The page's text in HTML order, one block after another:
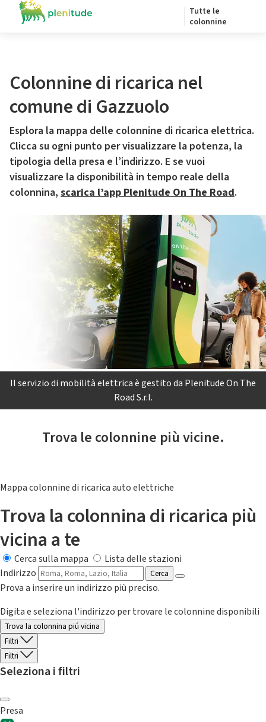
Tutte le
colonnine
Colonnine di ricarica nel
comune di Gazzuolo
Esplora la mappa delle colonnine di ricarica elettrica.
Clicca su ogni punto per visualizzare la potenza, la
tipologia della presa e l’indirizzo. E se vuoi
visualizzare la disponibilità in tempo reale della
colonnina, scarica l’app Plenitude On The Road.
Il servizio di mobilità elettrica è gestito da Plenitude On The
Road S.r.l.
Trova le colonnine più vicine.
Mappa colonnine di ricarica auto elettriche
Trova la colonnina di ricarica più
vicina a te
Cerca sulla mappa
Lista delle stazioni
Indirizzo
Cerca
Prova a inserire un indirizzo più preciso.
Digita e seleziona l'indirizzo per trovare le colonnine disponibili
Trova la colonnina piú vicina
Filtri
Filtri
Seleziona i filtri
Presa